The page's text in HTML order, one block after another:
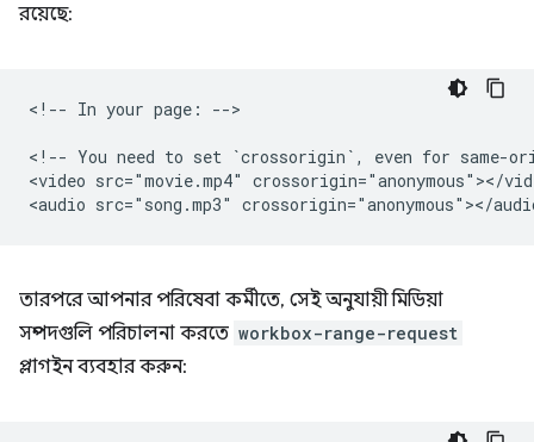
রয়েছে:
<!-- In your page: -->
<!-- You need to set `crossorigin`, even for same-
<video src="movie.mp4" crossorigin="anonymous"></
তারপরে আপনার পরিষেবা কর্মীতে, সেই অনুযায়ী মিডিয়া
সম্পদগুলি পরিচালনা করতে workbox-range-request
প্লাগইন ব্যবহার করুন: